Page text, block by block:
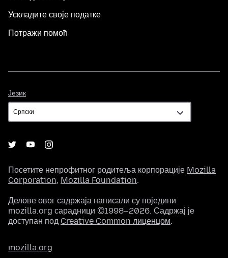
Ускладите своје податке
Потражи помоћ
Језик
Посетите непрофитног родитеља корпорације Mozilla
Corporation, Mozilla Foundation.
Делове овог садржаја написали су поједини
mozilla.org сарадници ©1998–2026. Садржај је
доступан под Creative Common лиценцом.
mozilla.org